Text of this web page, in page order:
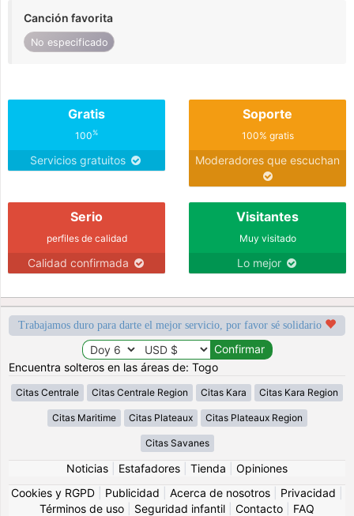
Canción favorita
No especificado
Gratis
100%
Servicios gratuitos
Soporte
100% gratis
Moderadores que escuchan
Serio
perfiles de calidad
Calidad confirmada
Visitantes
Muy visitado
Lo mejor
Trabajamos duro para darte el mejor servicio, por favor sé solidario
Encuentra solteros en las áreas de: Togo
Citas Centrale Citas Centrale Region Citas Kara Citas Kara Region
Citas Maritime Citas Plateaux Citas Plateaux Region
Citas Savanes
Noticias Estafadores Tienda
Opiniones
Cookies y RGPD
Publicidad Acerca de nosotros Privacidad
Términos de uso
Seguridad infantil Contacto FAQ